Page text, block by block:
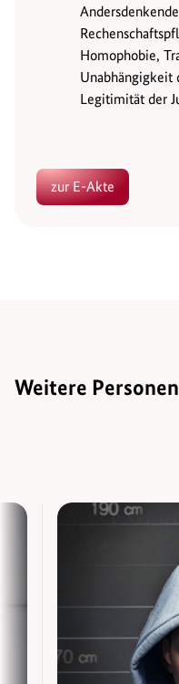
Homophobie,
Unabhängigkeit
Legitimität der
zur E-Akte
Weitere Personen